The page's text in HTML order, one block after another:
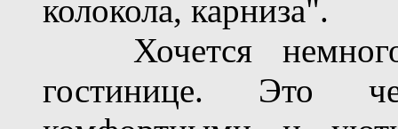
колокола, карниза".
Хочется немного
гостинице. Это